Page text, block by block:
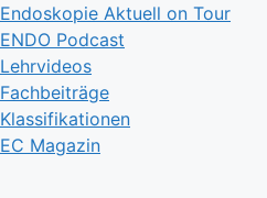
Endoskopie Aktuell on Tour
ENDO Podcast
Lehrvideos
Fachbeiträge
Klassifikationen
EC Magazin